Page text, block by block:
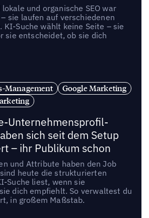
und organische SEO war
sie laufen auf verschiedenen
KI-Suche wählt keine Seite – sie
sie entscheidet, ob sie dich
Management
Google Marketing
Unternehmensprofil-
sich seit dem Setup
– ihr Publikum schon
und Attribute haben den Job
heute die strukturierten
Suche liest, wenn sie
dich empfiehlt. So verwaltest du
in großem Maßstab.